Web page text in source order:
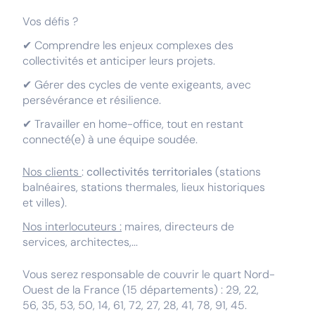
Vos défis ?
✔ Comprendre les enjeux complexes des
collectivités et anticiper leurs projets.
✔ Gérer des cycles de vente exigeants, avec
persévérance et résilience.
✔ Travailler en home-office, tout en restant
connecté(e) à une équipe soudée.
Nos clients : collectivités territoriales (stations
balnéaires, stations thermales, lieux historiques
et villes).
Nos interlocuteurs : maires, directeurs de
services, architectes,...
Vous serez responsable de couvrir le quart Nord-
Ouest de la France (15 départements) : 29, 22,
56, 35, 53, 50, 14, 61, 72, 27, 28, 41, 78, 91, 45.